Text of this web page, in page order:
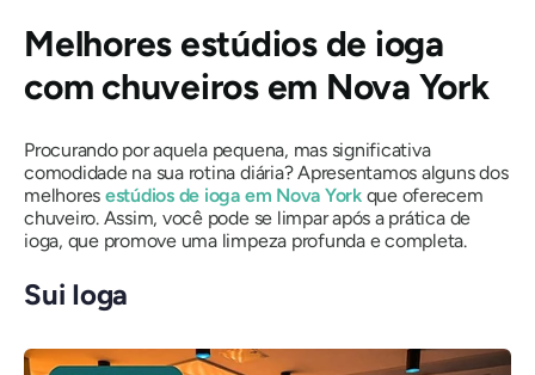
Melhores estúdios de ioga
com chuveiros em Nova York
Procurando por aquela pequena, mas significativa
comodidade na sua rotina diária? Apresentamos alguns dos
melhores estúdios de ioga em Nova Yorkque oferecem
chuveiro. Assim, você pode se limpar após a prática de
ioga, que promove uma limpeza profunda e completa.
Sui Ioga